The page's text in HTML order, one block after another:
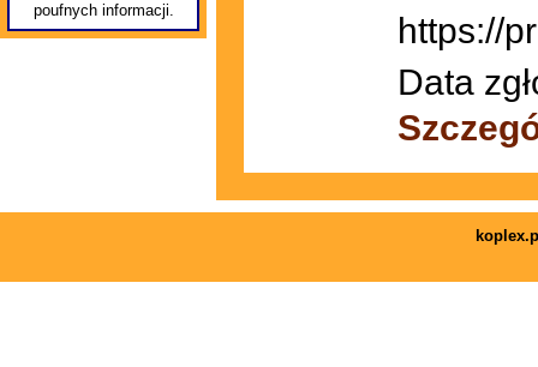
poufnych informacji.
https://
Data